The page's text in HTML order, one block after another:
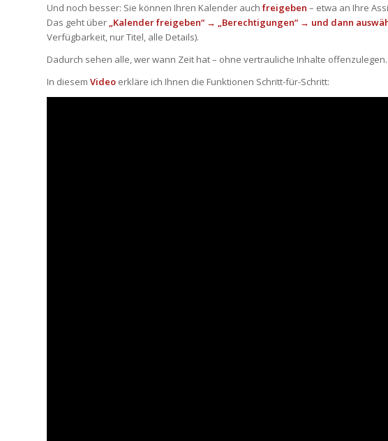
Und noch besser: Sie können Ihren Kalender auch freigeben – etwa an Ihre
Das geht über „Kalender freigeben“ → „Berechtigungen“ → und dann
Verfügbarkeit, nur Titel, alle Details).
Dadurch sehen alle, wer wann Zeit hat – ohne vertrauliche Inhalte offenzulegen.
In diesem Video erkläre ich Ihnen die Funktionen Schritt-für-Schritt: